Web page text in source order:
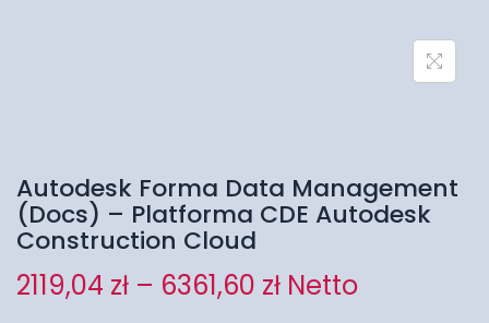
Autodesk Forma Data Management
(Docs) – Platforma CDE Autodesk
Construction Cloud
2119,04 zł – 6361,60 zł Netto